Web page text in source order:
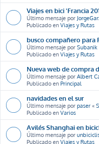
Viajes en bici 'Francia
Último mensaje por
Publicado en Viajes y Rutas
busco compañero para
Último mensaje por Subanik
Publicado en Viajes y Rutas
Nueva web de compra
Último mensaje por Albert
Publicado en Principal
navidades en el sur
Último mensaje por paser «
Publicado en Varios
Avilés Shanghai en
Último mensaje por
Publicado en Viajes y Rutas